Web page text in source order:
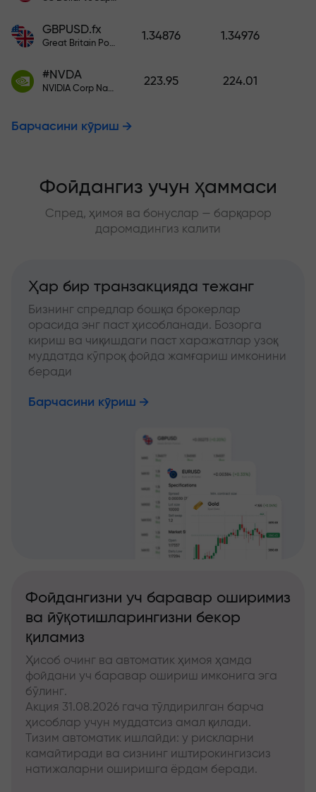
GBPUSD.fx
Great Britain Pound vs US Dollar
1.34876 1.34976
#NVDA
NVIDIA Corp Nasdaq Stock Exchange (Nasdaq) USD
223.95 224.01
Барчасини кўриш
Фойдангиз учун ҳаммаси
Спред, ҳимоя ва бонуслар — барқарор
даромадингиз калити
Ҳар бир транзакцияда тежанг
Бизнинг спредлар бошқа брокерлар
орасида энг паст ҳисобланади. Бозорга
кириш ва чиқишдаги паст харажатлар узоқ
муддатда кўпроқ фойда жамғариш имконини
беради
Барчасини кўриш
Фойдангизни уч баравар оширимиз
ва йўқотишларингизни бекор
қиламиз
Ҳисоб очинг ва автоматик ҳимоя ҳамда
фойдани уч баравар ошириш имконига эга
бўлинг.
Акция 31.08.2026 гача тўлдирилган барча
ҳисоблар учун муддатсиз амал қилади.
Тизим автоматик ишлайди: у рискларни
камайтиради ва сизнинг иштирокингизсиз
натижаларни оширишга ёрдам беради.